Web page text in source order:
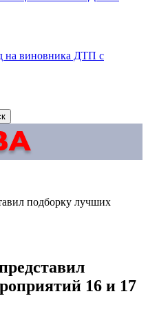
на виновника ДТП с
подборку лучших
16 и 17